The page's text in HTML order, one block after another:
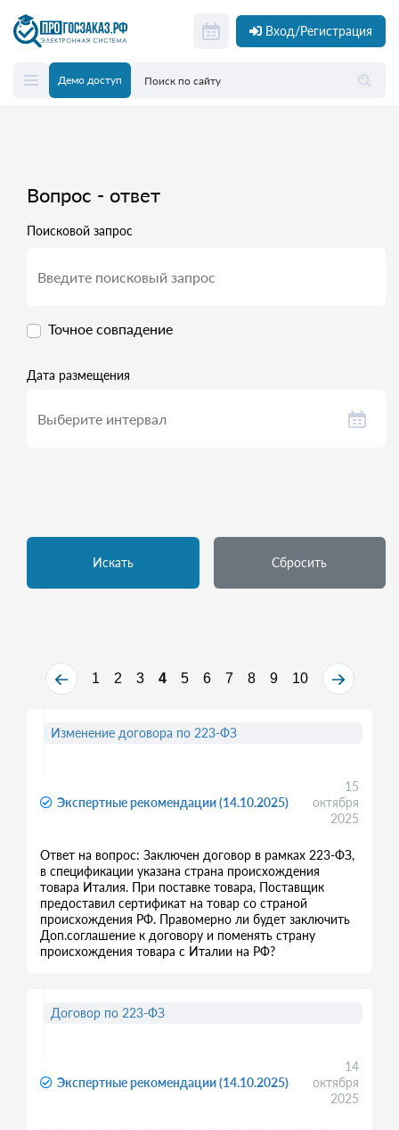
Вход/Регистрация
Демо доступ
Вопрос - ответ
Поисковой запрос
Точное совпадение
Дата размещения
Искать Сбросить
1 2 3 4 5 6 7 8 9 10
Экспертные рекомендации (14.10.2025)
15
октября
2025
Ответ на вопрос: Заключен договор в рамках 223-ФЗ,
в спецификации указана страна происхождения
товара Италия. При поставке товара, Поставщик
предоставил сертификат на товар со страной
происхождения РФ. Правомерно ли будет заключить
Доп.соглашение к договору и поменять страну
происхождения товара с Италии на РФ?
Изменение договора по 223-ФЗ
Экспертные рекомендации (14.10.2025)
14
октября
2025
Договор по 223-ФЗ